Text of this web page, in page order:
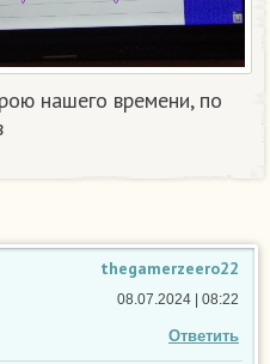
нашего времени, по
thegamerzeero22
Ответить
08.07.2024 | 08:22